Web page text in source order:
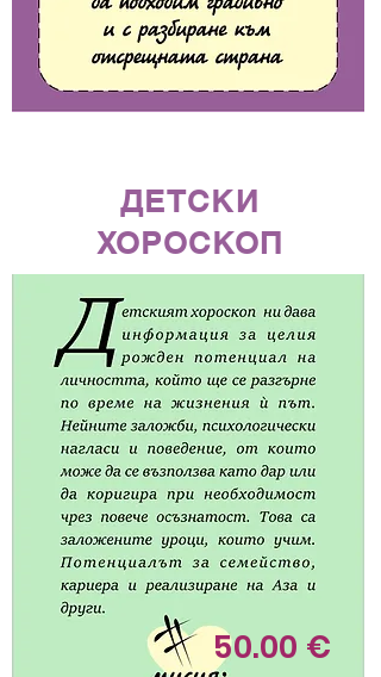
ДЕТСКИ
ХОРОСКОП
50.00 €